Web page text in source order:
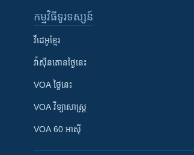
កម្មវិធី​ទូរទស្សន៍
វីដេអូ​ខ្មែរ
វ៉ាស៊ីនតោន​ថ្ងៃ​នេះ
VOA ថ្ងៃនេះ
VOA ​វិទ្យាសាស្ត្រ
VOA 60 អាស៊ី